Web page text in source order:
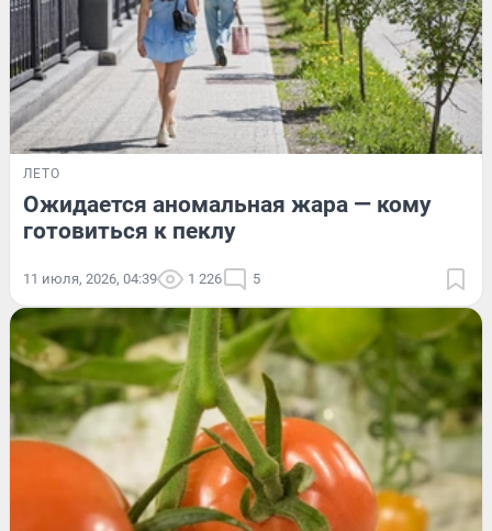
ЛЕТО
Ожидается аномальная жара — кому
готовиться к пеклу
11 июля, 2026, 04:39 1 226 5